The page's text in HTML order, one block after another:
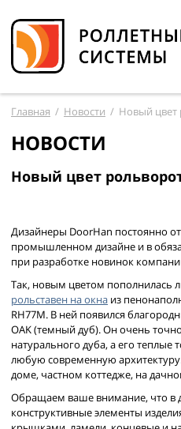
Главная / Новости / Новый цвет
НОВОСТИ
Новый цвет
Дизайнеры DoorHan постоянно
промышленном дизайне и в
при разработке новинок
Так, новым цветом пополнилась
рольставен на окна из
RH77М. В ней появился
OAK (темный дуб). Он очень
натурального дуба, а его
любую современную
доме, частном коттедже, на
Обращаем ваше внимание, что в
конструктивные элементы